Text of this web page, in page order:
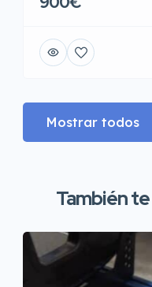
Mostrar todos
También